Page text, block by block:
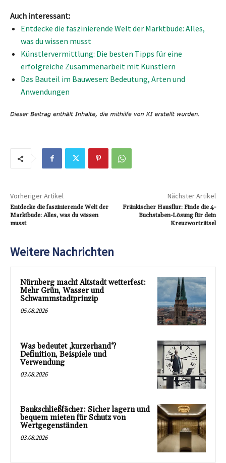
Auch interessant:
Entdecke die faszinierende Welt der Marktbude: Alles,
was du wissen musst
Künstlervermittlung: Die besten Tipps für eine
erfolgreiche Zusammenarbeit mit Künstlern
Das Bauteil im Bauwesen: Bedeutung, Arten und
Anwendungen
Vorheriger Artikel
Entdecke die faszinierende Welt der
Marktbude: Alles, was du wissen
musst
Nächster Artikel
Fränkischer Hausflur: Finde die 4-
Buchstaben-Lösung für dein
Kreuzworträtsel
Weitere Nachrichten
Nürnberg macht Altstadt wetterfest:
Mehr Grün, Wasser und
Schwammstadtprinzip
05.08.2026
Was bedeutet ‚kurzerhand‘?
Definition, Beispiele und
Verwendung
03.08.2026
Bankschließfächer: Sicher lagern und
bequem mieten für Schutz von
Wertgegenständen
03.08.2026